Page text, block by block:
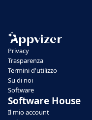
Privacy
Trasparenza
Termini d'utilizzo
Su di noi
Software
Software House
Il mio account